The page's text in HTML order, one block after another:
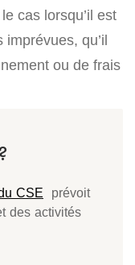
cas lorsqu’il est
qu’il
ou de frais
CSE prévoit
des activités